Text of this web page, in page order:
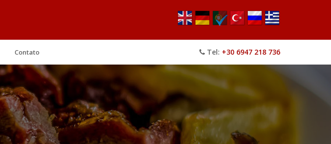
Contato Tel: +30 6947 218 736